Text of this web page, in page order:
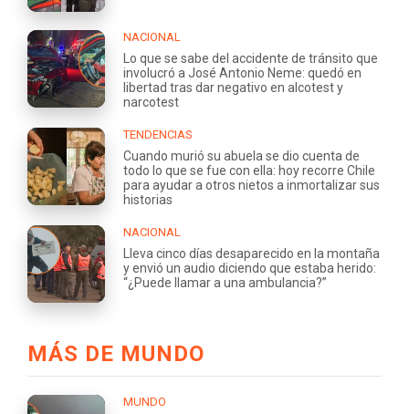
NACIONAL
Lo que se sabe del accidente de tránsito que
involucró a José Antonio Neme: quedó en
libertad tras dar negativo en alcotest y
narcotest
TENDENCIAS
Cuando murió su abuela se dio cuenta de
todo lo que se fue con ella: hoy recorre Chile
para ayudar a otros nietos a inmortalizar sus
historias
NACIONAL
Lleva cinco días desaparecido en la montaña
y envió un audio diciendo que estaba herido:
“¿Puede llamar a una ambulancia?”
MÁS DE MUNDO
MUNDO